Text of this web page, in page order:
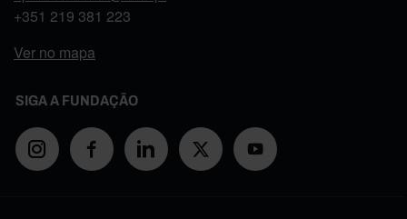
+351 219 381 223
Ver no mapa
SIGA A FUNDAÇÃO